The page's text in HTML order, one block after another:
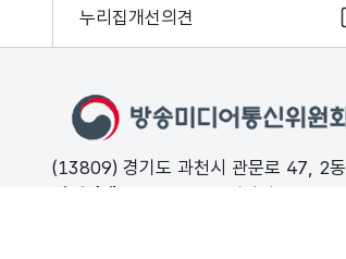
누리집개선의견
(13809) 경기도 과천시 관문로 47, 2동